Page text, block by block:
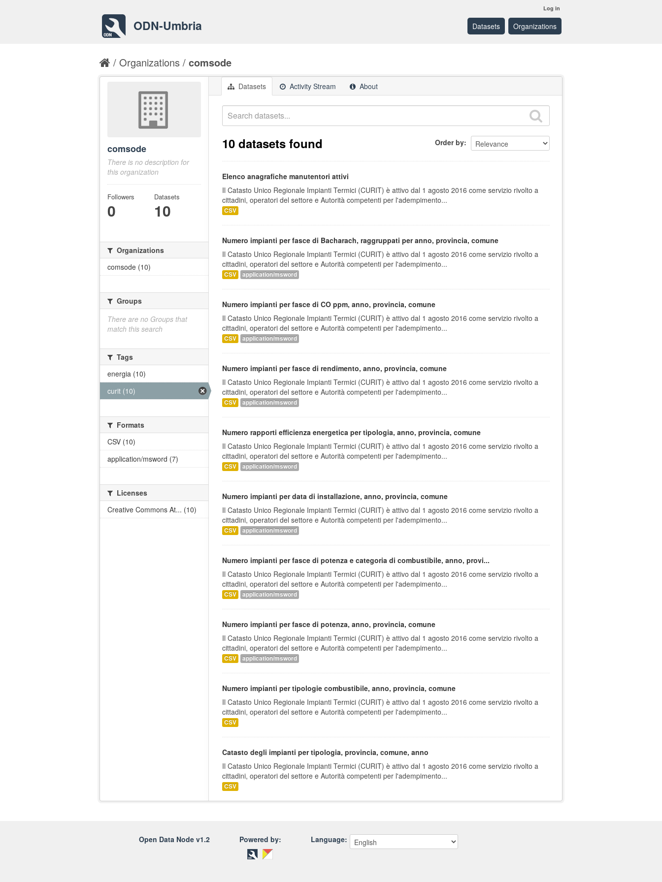
Log in
ODN-Umbria Datasets Organizations
Organizations comsode
Datasets Activity Stream About
Order by
10 datasets found
Elenco anagrafiche manutentori attivi
Il Catasto Unico Regionale Impianti Termici (CURIT) è attivo dal 1 agosto 2016 come servizio rivolto a
cittadini, operatori del settore e Autorità competenti per l'adempimento...
CSV
Numero impianti per fasce di Bacharach, raggruppati per anno, provincia, comune
Il Catasto Unico Regionale Impianti Termici (CURIT) è attivo dal 1 agosto 2016 come servizio rivolto a
cittadini, operatori del settore e Autorità competenti per l'adempimento...
CSV application/msword
Numero impianti per fasce di CO ppm, anno, provincia, comune
Il Catasto Unico Regionale Impianti Termici (CURIT) è attivo dal 1 agosto 2016 come servizio rivolto a
cittadini, operatori del settore e Autorità competenti per l'adempimento...
CSV application/msword
Numero impianti per fasce di rendimento, anno, provincia, comune
Il Catasto Unico Regionale Impianti Termici (CURIT) è attivo dal 1 agosto 2016 come servizio rivolto a
cittadini, operatori del settore e Autorità competenti per l'adempimento...
CSV application/msword
Numero rapporti efficienza energetica per tipologia, anno, provincia, comune
Il Catasto Unico Regionale Impianti Termici (CURIT) è attivo dal 1 agosto 2016 come servizio rivolto a
cittadini, operatori del settore e Autorità competenti per l'adempimento...
CSV application/msword
Numero impianti per data di installazione, anno, provincia, comune
Il Catasto Unico Regionale Impianti Termici (CURIT) è attivo dal 1 agosto 2016 come servizio rivolto a
cittadini, operatori del settore e Autorità competenti per l'adempimento...
CSV application/msword
Numero impianti per fasce di potenza e categoria di combustibile, anno, provi...
Il Catasto Unico Regionale Impianti Termici (CURIT) è attivo dal 1 agosto 2016 come servizio rivolto a
cittadini, operatori del settore e Autorità competenti per l'adempimento...
CSV application/msword
Numero impianti per fasce di potenza, anno, provincia, comune
Il Catasto Unico Regionale Impianti Termici (CURIT) è attivo dal 1 agosto 2016 come servizio rivolto a
cittadini, operatori del settore e Autorità competenti per l'adempimento...
CSV application/msword
Numero impianti per tipologie combustibile, anno, provincia, comune
Il Catasto Unico Regionale Impianti Termici (CURIT) è attivo dal 1 agosto 2016 come servizio rivolto a
cittadini, operatori del settore e Autorità competenti per l'adempimento...
CSV
Catasto degli impianti per tipologia, provincia, comune, anno
Il Catasto Unico Regionale Impianti Termici (CURIT) è attivo dal 1 agosto 2016 come servizio rivolto a
cittadini, operatori del settore e Autorità competenti per l'adempimento...
CSV
comsode
There is no description for
this organization
Followers
0
Datasets
10
Organizations
comsode (10)
Groups
There are no Groups that
match this search
Tags
energia (10)
curit (10)
Formats
CSV (10)
application/msword (7)
Licenses
Creative Commons At... (10)
Open Data Node v1.2 Powered by: Language